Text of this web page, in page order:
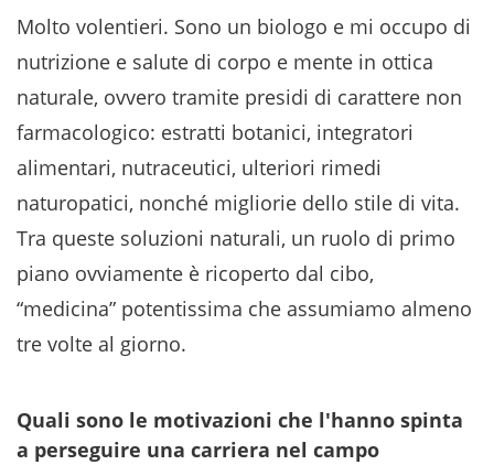
Molto volentieri. Sono un biologo e mi occupo di
nutrizione e salute di corpo e mente in ottica
naturale, ovvero tramite presidi di carattere non
farmacologico: estratti botanici, integratori
alimentari, nutraceutici, ulteriori rimedi
naturopatici, nonché migliorie dello stile di vita.
Tra queste soluzioni naturali, un ruolo di primo
piano ovviamente è ricoperto dal cibo,
“medicina” potentissima che assumiamo almeno
tre volte al giorno.
Quali sono le motivazioni che l'hanno spinta
a perseguire una carriera nel campo